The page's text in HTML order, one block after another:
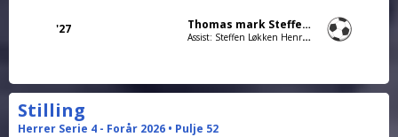
'27 Thomas mark Steffensen
Assist: Steffen Løkken Henriksen
Stilling
Herrer Serie 4 - Forår 2026 • Pulje 52